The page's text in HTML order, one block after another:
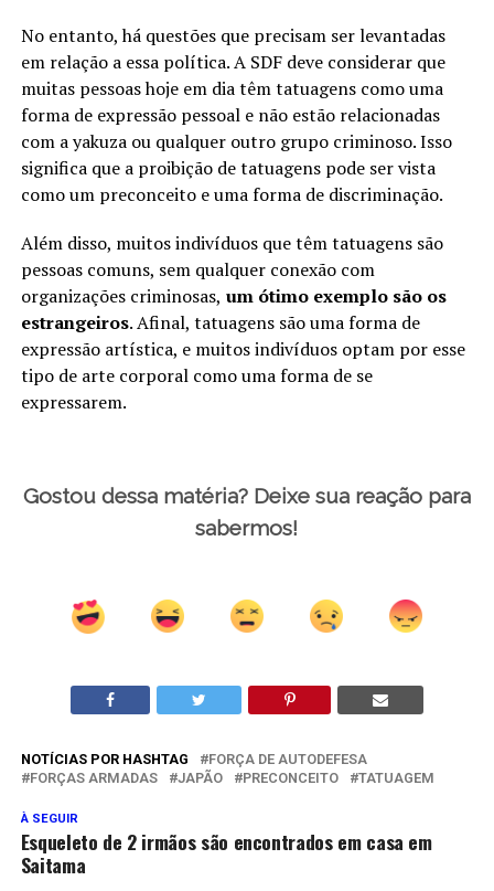
No entanto, há questões que precisam ser levantadas
em relação a essa política. A SDF deve considerar que
muitas pessoas hoje em dia têm tatuagens como uma
forma de expressão pessoal e não estão relacionadas
com a yakuza ou qualquer outro grupo criminoso. Isso
significa que a proibição de tatuagens pode ser vista
como um preconceito e uma forma de discriminação.
Além disso, muitos indivíduos que têm tatuagens são
pessoas comuns, sem qualquer conexão com
organizações criminosas, um ótimo exemplo são os
estrangeiros. Afinal, tatuagens são uma forma de
expressão artística, e muitos indivíduos optam por esse
tipo de arte corporal como uma forma de se
expressarem.
Gostou dessa matéria? Deixe sua reação para
sabermos!
NOTÍCIAS POR HASHTAG
FORÇA DE AUTODEFESA
FORÇAS ARMADAS
JAPÃO PRECONCEITO TATUAGEM
À SEGUIR
Esqueleto de 2 irmãos são encontrados em casa em
Saitama